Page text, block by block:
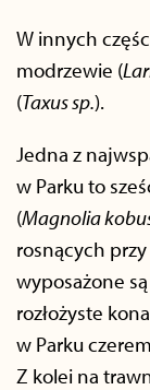
W innych
modrzewie (
(Taxus sp.).
Jedna z
w Parku to
(Magnolia
rosnących
wyposażone
rozłożyste
w Parku
Z kolei na